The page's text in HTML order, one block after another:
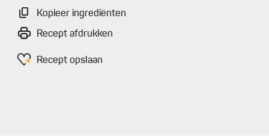
Kopieer ingrediënten
Recept afdrukken
Recept opslaan